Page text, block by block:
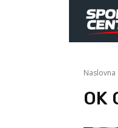
Naslovna
OK